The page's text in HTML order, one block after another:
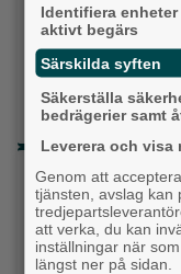
Då börjar
Detta händer
Alingsås
Identifiera
aktivt begärs
Särskilda syften
Säkerställa
bedrägerier samt
Leverera och visa
Genom att
tjänsten, avslag kan
att verka, du kan
inställningar när
längst ner på sidan.